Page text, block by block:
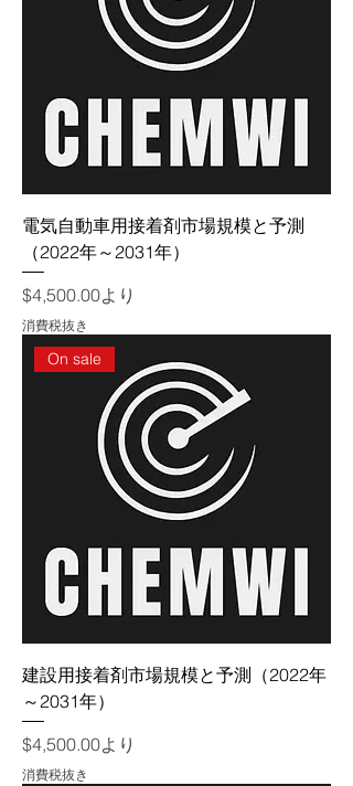
電気自動車用接着剤市場規模と予測
（2022年～2031年）
$4,500.00より
セール価格
消費税抜き
On sale
建設用接着剤市場規模と予測（2022年
～2031年）
$4,500.00より
セール価格
消費税抜き